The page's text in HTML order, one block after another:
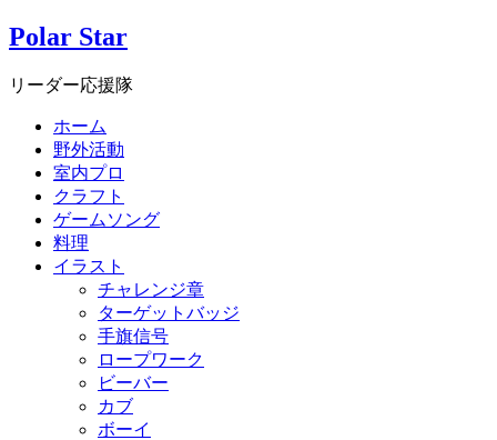
Polar Star
リーダー応援隊
ホーム
野外活動
室内プロ
クラフト
ゲームソング
料理
イラスト
チャレンジ章
ターゲットバッジ
手旗信号
ロープワーク
ビーバー
カブ
ボーイ